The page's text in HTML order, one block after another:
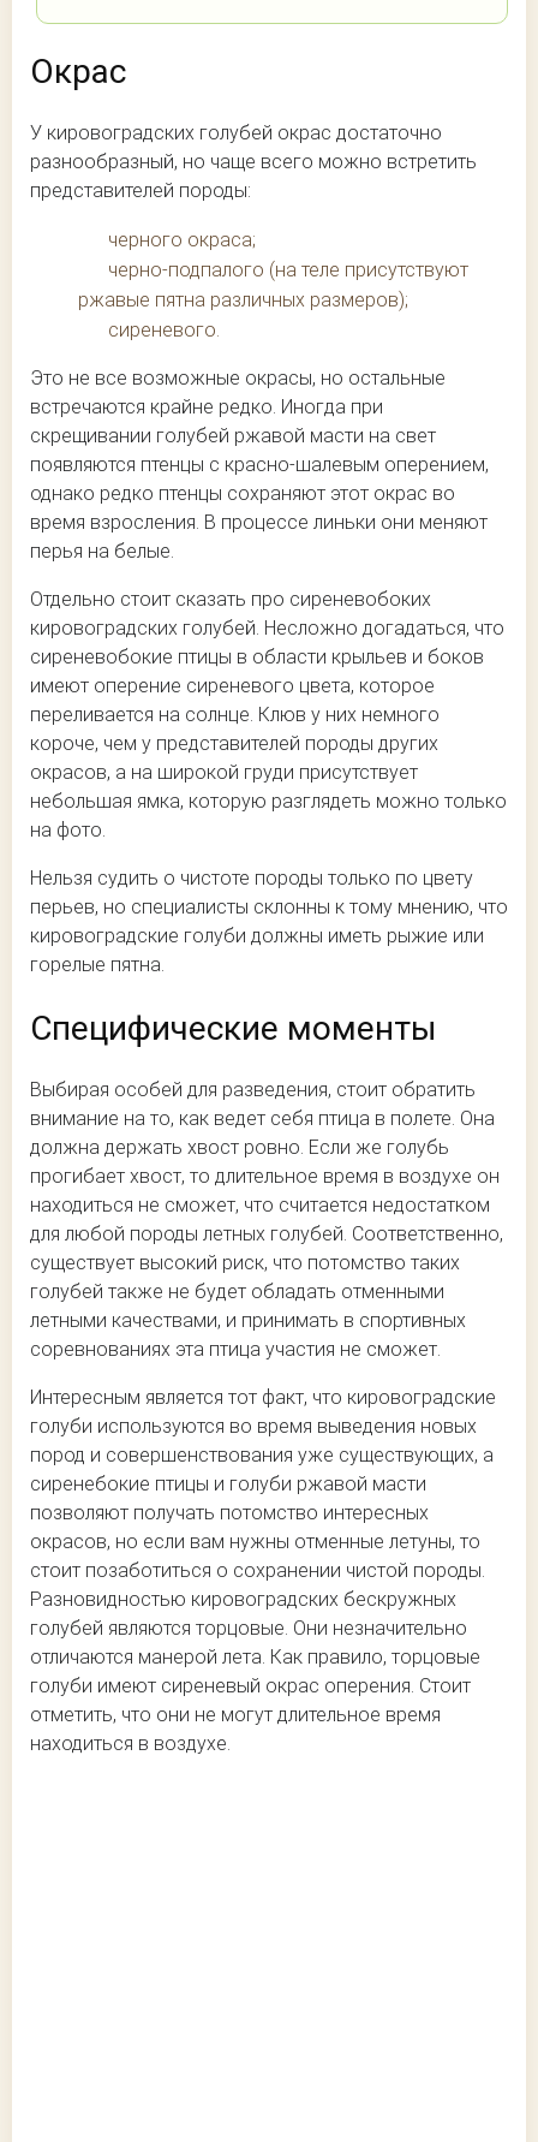
Окрас
У кировоградских голубей окрас достаточно
разнообразный, но чаще всего можно встретить
представителей породы:
черного окраса;
черно-подпалого (на теле присутствуют
ржавые пятна различных размеров);
сиреневого.
Это не все возможные окрасы, но остальные
встречаются крайне редко. Иногда при
скрещивании голубей ржавой масти на свет
появляются птенцы с красно-шалевым оперением,
однако редко птенцы сохраняют этот окрас во
время взросления. В процессе линьки они меняют
перья на белые.
Отдельно стоит сказать про сиреневобоких
кировоградских голубей. Несложно догадаться, что
сиреневобокие птицы в области крыльев и боков
имеют оперение сиреневого цвета, которое
переливается на солнце. Клюв у них немного
короче, чем у представителей породы других
окрасов, а на широкой груди присутствует
небольшая ямка, которую разглядеть можно только
на фото.
Нельзя судить о чистоте породы только по цвету
перьев, но специалисты склонны к тому мнению, что
кировоградские голуби должны иметь рыжие или
горелые пятна.
Специфические моменты
Выбирая особей для разведения, стоит обратить
внимание на то, как ведет себя птица в полете. Она
должна держать хвост ровно. Если же голубь
прогибает хвост, то длительное время в воздухе он
находиться не сможет, что считается недостатком
для любой породы летных голубей. Соответственно,
существует высокий риск, что потомство таких
голубей также не будет обладать отменными
летными качествами, и принимать в спортивных
соревнованиях эта птица участия не сможет.
Интересным является тот факт, что кировоградские
голуби используются во время выведения новых
пород и совершенствования уже существующих, а
сиренебокие птицы и голуби ржавой масти
позволяют получать потомство интересных
окрасов, но если вам нужны отменные летуны, то
стоит позаботиться о сохранении чистой породы.
Разновидностью кировоградских бескружных
голубей являются торцовые. Они незначительно
отличаются манерой лета. Как правило, торцовые
голуби имеют сиреневый окрас оперения. Стоит
отметить, что они не могут длительное время
находиться в воздухе.